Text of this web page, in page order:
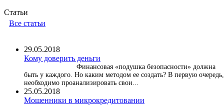
Статьи
Все статьи
29.05.2018
Кому доверить деньги
Финансовая «подушка безопасности» должна
быть у каждого. Но каким методом ее создать? В первую очередь,
необходимо проанализировать свои...
25.05.2018
Мошенники в микрокредитовании